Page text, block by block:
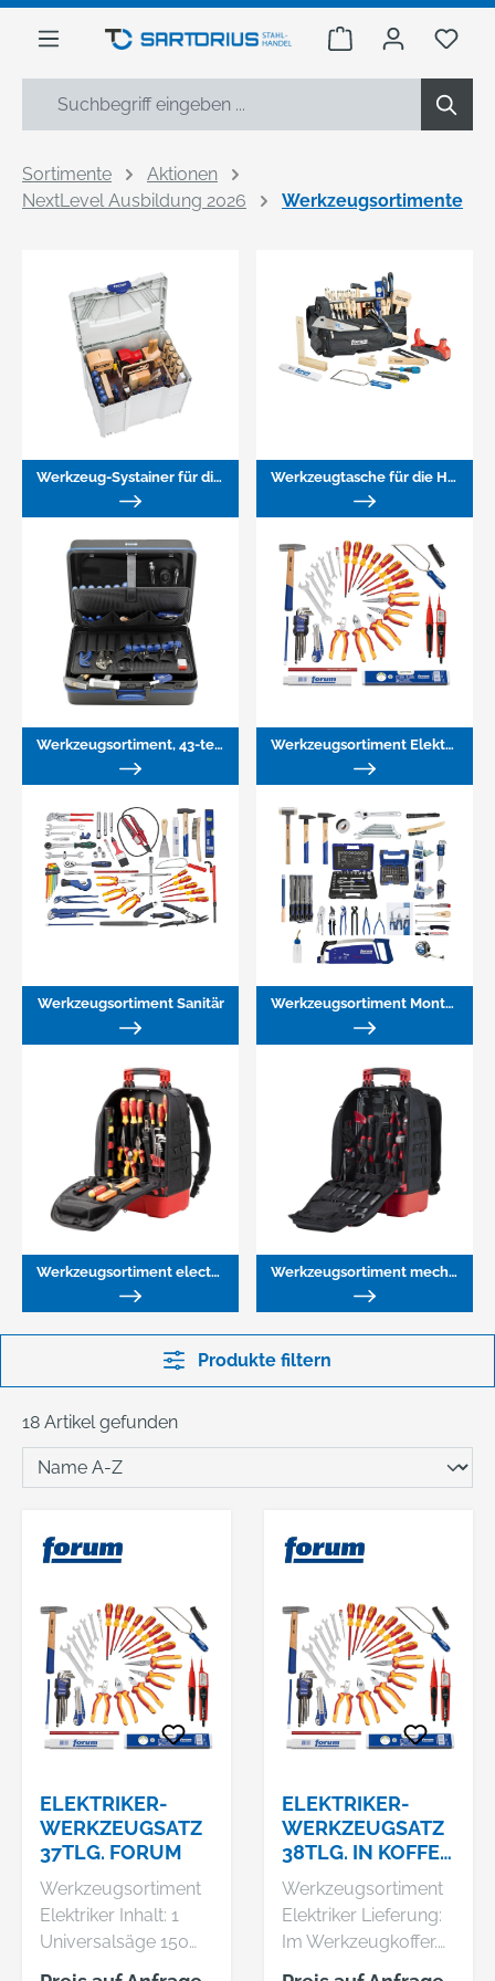
springen
Warenkorb Du
Sortimente
Aktionen
NextLevel Ausbildung 2026
Werkzeugsortimente
Werkzeug-Systainer für die Holzbearbeitung Werkzeugtasche für die Holzbearbeitung
Werkzeugsortiment, 43-teilig Werkzeugsortiment Elektriker
Werkzeugsortiment Sanitär Werkzeugsortiment Montage
Werkzeugsortiment electric, 27-teilig Werkzeugsortiment mechanic, 42-teilig
Produkte filtern
18 Artikel gefunden
ELEKTRIKER-
WERKZEUGSATZ
37TLG. FORUM
Werkzeugsortiment
Elektriker Inhalt: 1
Universalsäge 150
ELEKTRIKER-
WERKZEUGSATZ
38TLG. IN KOFFER
FORUM
Werkzeugsortiment
Elektriker Lieferung:
Im Werkzeugkoffer.